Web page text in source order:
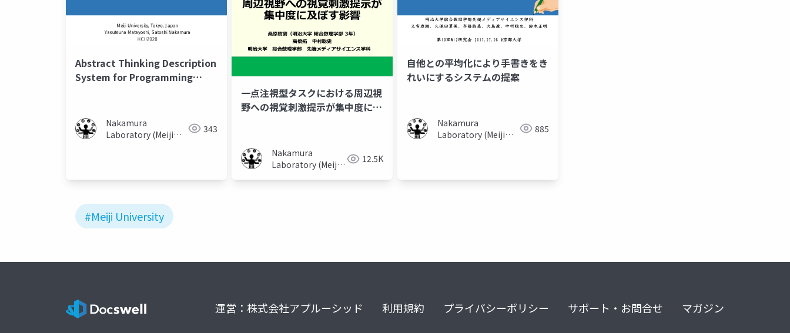
Abstract Thinking Description
System for Programming
Nakamura
Laboratory (Meiji
343
一点注視型タスクにおける周辺視
野への視覚刺激提示が集中度に及
Nakamura
Laboratory (Meiji
12.5K
自他との平均化により手書きをき
れいにするシステムの提案
Nakamura
Laboratory (Meiji
885
#Meiji University
運営：株式会社アプルーシッド 利用規約 プライバシーポリシー サポート・お問合せ マガジン